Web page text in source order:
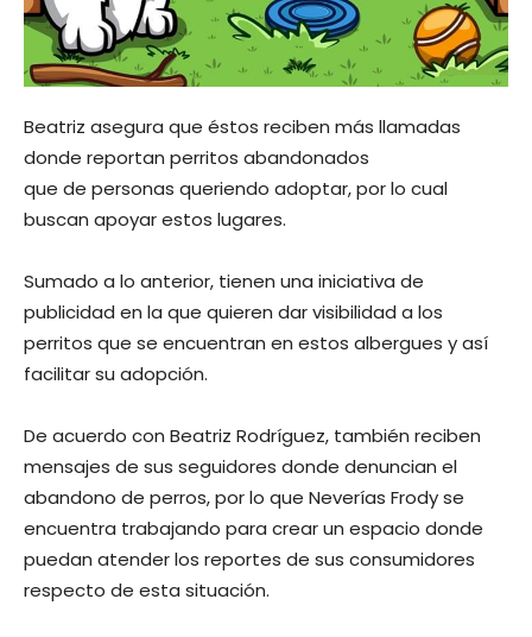
Beatriz asegura que éstos reciben más llamadas
donde reportan perritos abandonados
que de personas queriendo adoptar, por lo cual
buscan apoyar estos lugares.
Sumado a lo anterior, tienen una iniciativa de
publicidad en la que quieren dar visibilidad a los
perritos que se encuentran en estos albergues y así
facilitar su adopción.
De acuerdo con Beatriz Rodríguez, también reciben
mensajes de sus seguidores donde denuncian el
abandono de perros, por lo que Neverías Frody se
encuentra trabajando para crear un espacio donde
puedan atender los reportes de sus consumidores
respecto de esta situación.